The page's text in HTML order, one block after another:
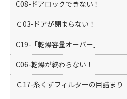
C08-ドアロックできない！
Ｃ03-ドアが閉まらない！
C19-「乾燥容量オーバー」
C06-乾燥が終わらない！
Ｃ17-糸くずフィルターの目詰まり